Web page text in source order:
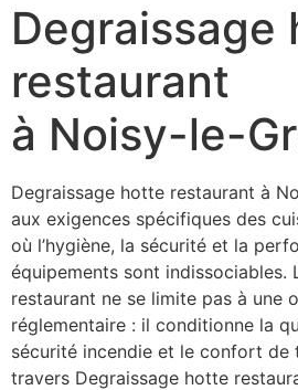
Degraissage
restaurant
à Noisy-le-
Degraissage hotte restaurant à
aux exigences spécifiques des
où l’hygiène, la sécurité et la
équipements sont indissociables.
restaurant ne se limite pas à une
réglementaire : il conditionne la
sécurité incendie et le confort de
travers Degraissage hotte